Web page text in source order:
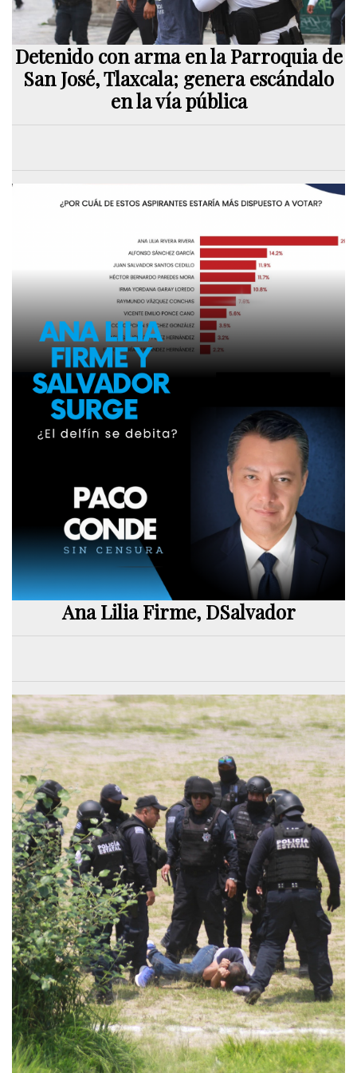
Detenido con arma en la Parroquia de
San José, Tlaxcala; genera escándalo
en la vía pública
Ana Lilia Firme, DSalvador